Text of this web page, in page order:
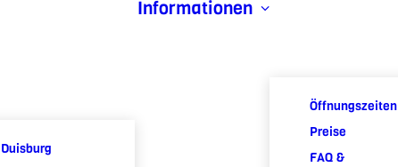
Duisburg
Informationen
Öffnungszeiten
Preise
FAQ &